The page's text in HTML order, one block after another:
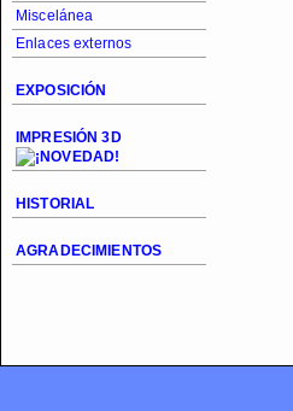
Miscelánea
Enlaces externos
EXPOSICIÓN
IMPRESIÓN 3D
HISTORIAL
AGRADECIMIENTOS